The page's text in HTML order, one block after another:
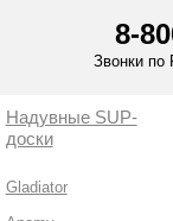
8-
Звонки по
Надувные SUP-
доски
Gladiator